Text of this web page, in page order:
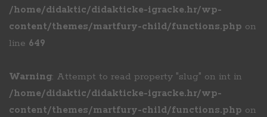
/home/didaktic/didakticke-igracke.hr/wp-
content/themes/martfury-child/functions.php on
line 649
Warning: Attempt to read property "slug" on int in
/home/didaktic/didakticke-igracke.hr/wp-
content/themes/martfury-child/functions.php on